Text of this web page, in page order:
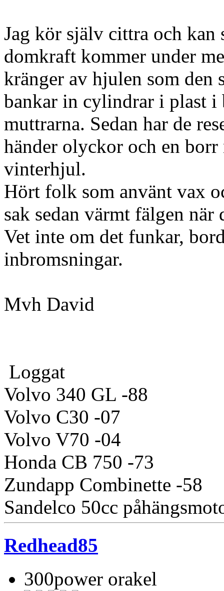
Jag kör själv cittra och kan
domkraft kommer under
kränger av hjulen som den
bankar in cylindrar i plast i
muttrarna. Sedan har de
händer olyckor och en borr
vinterhjul.
Hört folk som använt vax
sak sedan värmt fälgen
Vet inte om det funkar,
inbromsningar.
Mvh David
Loggat
Volvo 340 GL -88
Volvo C30 -07
Volvo V70 -04
Honda CB 750 -73
Zundapp Combinette -58
Sandelco 50cc
Redhead85
300power orakel